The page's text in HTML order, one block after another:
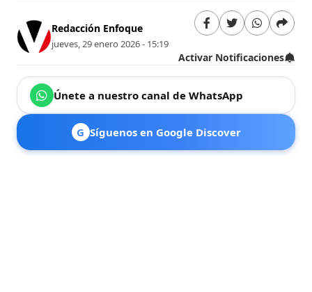
Redacción Enfoque
jueves, 29 enero 2026 - 15:19
Activar Notificaciones
Únete a nuestro canal de WhatsApp
G Síguenos en Google Discover